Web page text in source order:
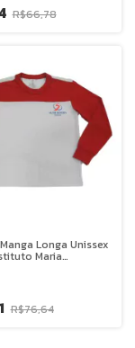
R$66,78
Longa Unissex
Maria
R$76,64